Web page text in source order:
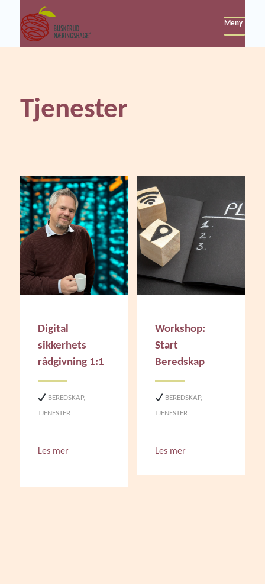
Meny
Tjenester
Digital
sikkerhets
rådgivning 1:1
BEREDSKAP,
TJENESTER
Les mer
Workshop:
Start
Beredskap
BEREDSKAP,
TJENESTER
Les mer